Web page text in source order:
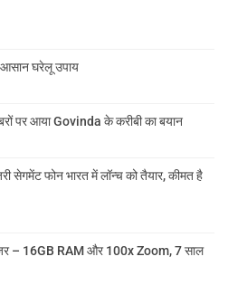
घरेलू उपाय
पर आया Govinda के करीबी का बयान
सेगमेंट फोन भारत में लॉन्च को तैयार, कीमत है
– 16GB RAM और 100x Zoom, 7 साल